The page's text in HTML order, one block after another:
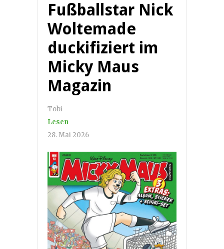
Fußballstar Nick
Woltemade
duckifiziert im
Micky Maus
Magazin
Tobi
Lesen
28. Mai 2026